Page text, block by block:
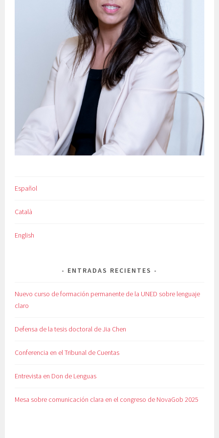
Español
Català
English
ENTRADAS RECIENTES
Nuevo curso de formación permanente de la UNED sobre lenguaje
claro
Defensa de la tesis doctoral de Jia Chen
Conferencia en el Tribunal de Cuentas
Entrevista en Don de Lenguas
Mesa sobre comunicación clara en el congreso de NovaGob 2025